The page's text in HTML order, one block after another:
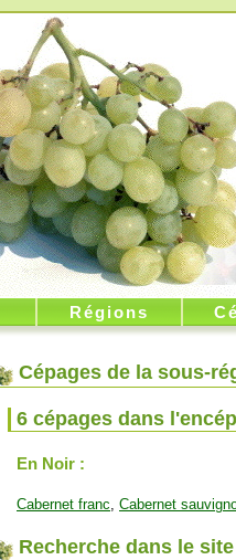
Régions
Cépages de la sous-
6 cépages dans
En Noir :
Cabernet franc Cabernet
Recherche dans le